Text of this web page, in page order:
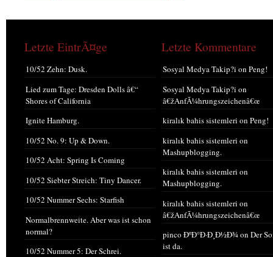
Letzte EintrÃ¤ge
10/52 Zehn: Dusk.
Lied zum Tage: Dresden Dolls â€“
Shores of California
Ignite Hamburg.
10/52 No. 9: Up & Down.
10/52 Acht: Spring Is Coming
10/52 Siebter Streich: Tiny Dancer.
10/52 Nummer Sechs: Starfish
Normalbrennweite. Aber was ist schon
normal?
10/52 Nummer 5: Der Schrei.
Letzte Kommentare
Sosyal Medya Takip?i on Peng!
Sosyal Medya Takip?i on
â€žAnfÃ¼hrungszeichenâ€œ
kiralık bahis sistemleri on Peng!
kiralık bahis sistemleri on
Mashupblogging.
kiralık bahis sistemleri on
Mashupblogging.
kiralık bahis sistemleri on
â€žAnfÃ¼hrungszeichenâ€œ
pinco ÐºÐ°Ð·Ð¸Ð½Ð¾on Der
ist da.